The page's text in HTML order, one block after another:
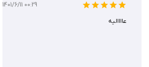
1401/6/11 00:29
عاااالیه